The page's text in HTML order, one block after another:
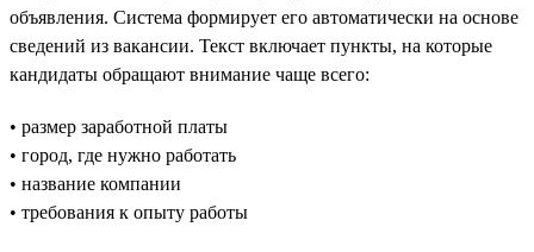
объявления. Система формирует его автоматически на основе
сведений из вакансии. Текст включает пункты, на которые
кандидаты обращают внимание чаще всего:
• размер заработной платы
• город, где нужно работать
• название компании
• требования к опыту работы